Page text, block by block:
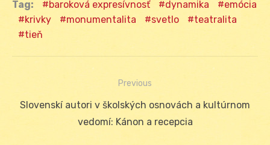
Tag: baroková expresívnosť dynamika
emócia
krivky
monumentalita svetlo
teatralita
tieň
Navigácia
Previous
Previous
Slovenskí autori v školských osnovách a kultúrnom
vedomí: Kánon a recepcia